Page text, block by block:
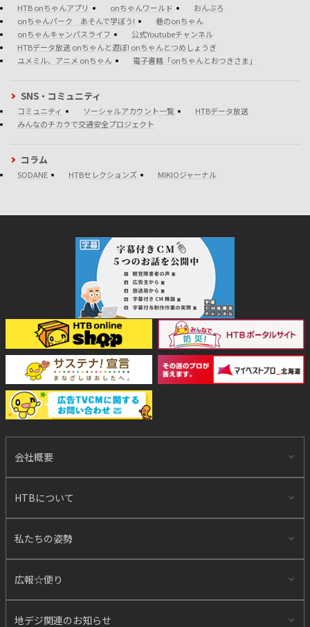
HTB onちゃんアプリ onちゃんワールド
おんぶろ
onちゃんパーク あそんで学ぼう!
巷のonちゃん
onちゃんキャンパスライフ
公式Youtubeチャンネル
HTBデータ放送 onちゃんと遊ぼ! onちゃんとつめしょうぎ
ユメミル、アニメ onちゃん
電子書籍「onちゃんとおつきさま」
SNS・コミュニティ
コミュニティ ソーシャルアカウント一覧
HTBデータ放送
みんなのチカラで交通安全プロジェクト
コラム
SODANE HTBセレクションズ MIKIOジャーナル
会社概要
HTBについて
私たちの姿勢
広報☆便り
地デジ関連のお知らせ